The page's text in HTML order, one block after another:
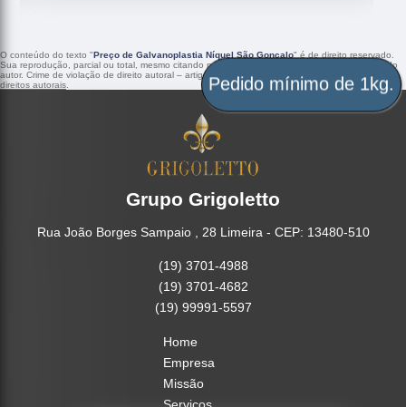
O conteúdo do texto "Preço de Galvanoplastia Níquel São Gonçalo" é de direito reservado.
Sua reprodução, parcial ou total, mesmo citando nossos links, é proibida sem a autorização do
autor. Crime de violação de direito autoral – artigo 184 do Código Penal –
Lei 9610/98 - Lei de
direitos autorais
Grupo Grigoletto
Rua João Borges Sampaio , 28 Limeira - CEP: 13480-510
(19) 3701-4988
(19) 3701-4682
(19) 99991-5597
Home
Empresa
Missão
Pedido mínimo de 1kg.